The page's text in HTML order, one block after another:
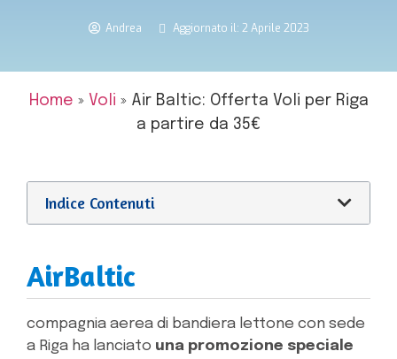
Andrea Aggiornato il: 2 Aprile 2023
Home » Voli » Air Baltic: Offerta Voli per Riga
a partire da 35€
Indice Contenuti
AirBaltic
compagnia aerea di bandiera lettone con sede
a Riga ha lanciato una promozione speciale